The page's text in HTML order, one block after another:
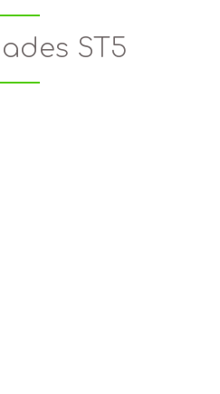
ST5